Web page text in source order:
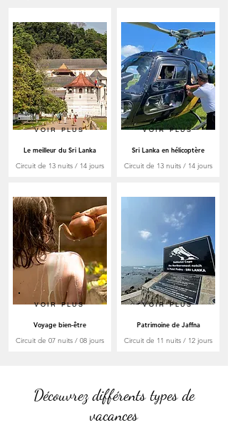
VOIR PLUS
Le meilleur du Sri Lanka
Circuit de 13 nuits / 14 jours
VOIR PLUS
Voyage bien-être
Circuit de 07 nuits / 08 jours
VOIR PLUS
Sri Lanka en hélicoptère
Circuit de 13 nuits / 14 jours
VOIR PLUS
Patrimoine de Jaffna
Circuit de 11 nuits / 12 jours
Découvrez différents types de
vacances